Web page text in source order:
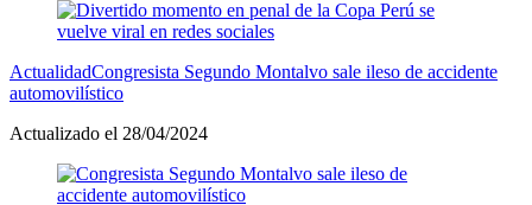
ActualidadCongresista Segundo Montalvo sale ileso de accidente
automovilístico
Actualizado el 28/04/2024